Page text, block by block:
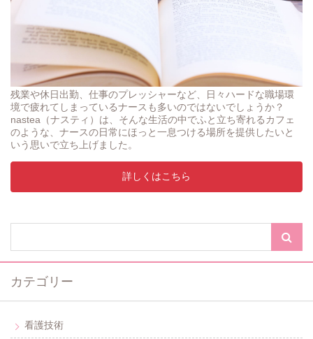
残業や休日出勤、仕事のプレッシャーなど、日々ハードな職場環
境で疲れてしまっているナースも多いのではないでしょうか？
nastea（ナスティ）は、そんな生活の中でふと立ち寄れるカフェ
のような、ナースの日常にほっと一息つける場所を提供したいと
いう思いで立ち上げました。
詳しくはこちら
カテゴリー
看護技術